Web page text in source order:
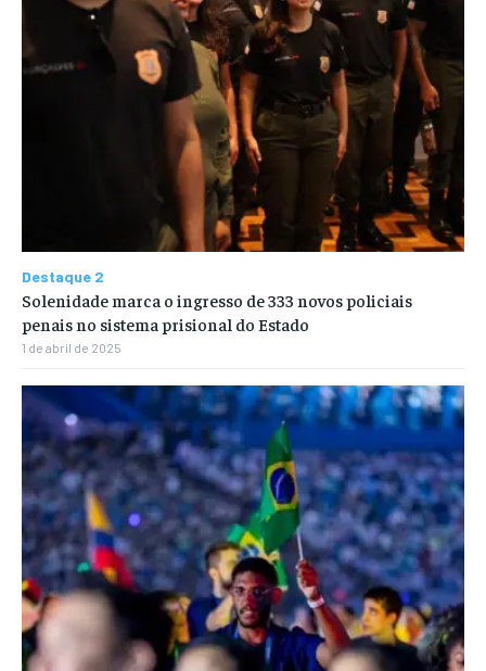
Destaque 2
Solenidade marca o ingresso de 333 novos policiais
penais no sistema prisional do Estado
1 de abril de 2025